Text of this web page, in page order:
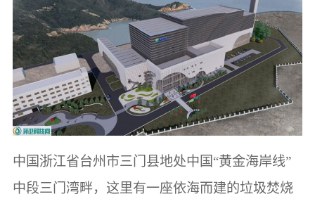
中国浙江省台州市三门县地处中国“黄金海岸线”
中段三门湾畔，这里有一座依海而建的垃圾焚烧